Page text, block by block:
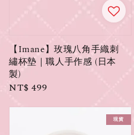
【Imane】玫瑰八角手織刺
繡杯墊｜職人手作感 (日本
製)
Regular
NT$ 499
現貨